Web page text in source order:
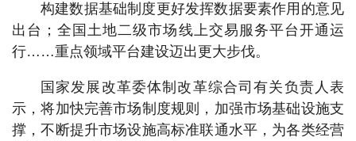
构建数据基础制度更好发挥数据要素作用的意见
出台；全国土地二级市场线上交易服务平台开通运
行……重点领域平台建设迈出更大步伐。
国家发展改革委体制改革综合司有关负责人表
示，将加快完善市场制度规则，加强市场基础设施支
撑，不断提升市场设施高标准联通水平，为各类经营